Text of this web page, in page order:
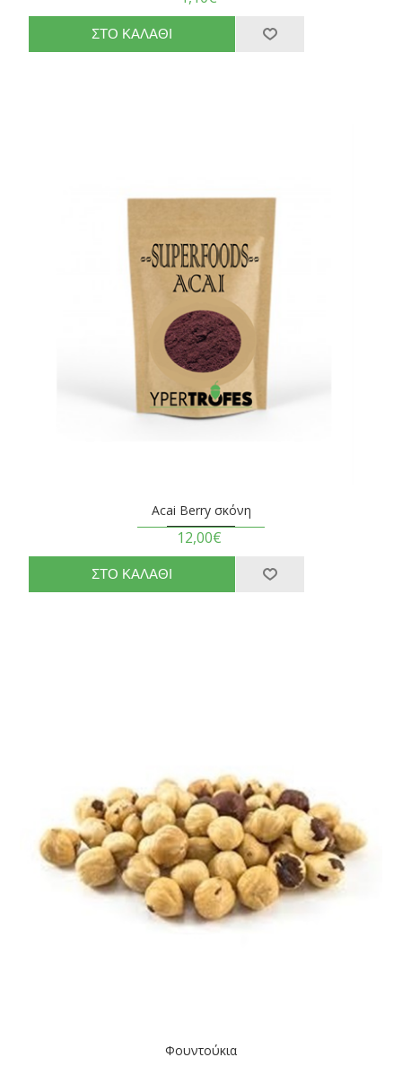
Acai Berry σκόνη
12,00€
Φουντούκια